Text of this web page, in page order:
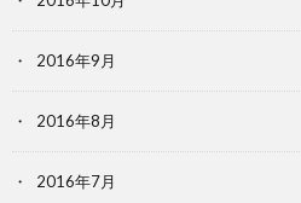
2016年9月
2016年8月
2016年7月